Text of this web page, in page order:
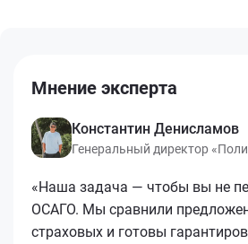
Мнение эксперта
Константин Денисламов
Генеральный директор
«Наша задача — чтобы вы не
ОСАГО. Мы сравнили
страховых и готовы